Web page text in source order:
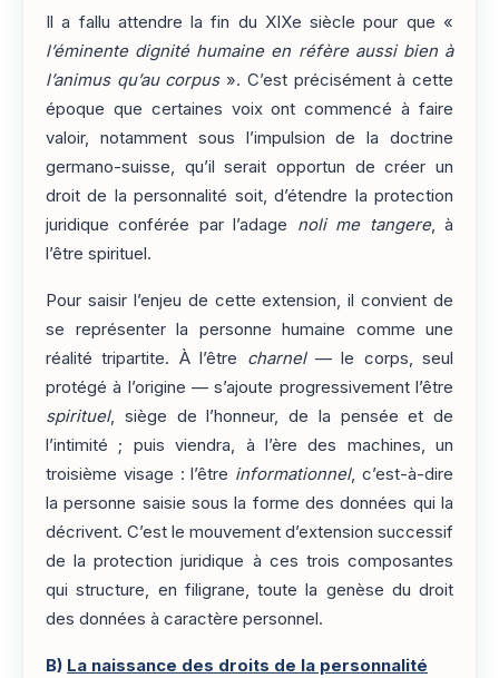
Il a fallu attendre la fin du XIXe siècle pour que «
l’éminente dignité humaine en réfère aussi bien à
l’animus qu’au corpus». C’est précisément à cette
époque que certaines voix ont commencé à faire
valoir, notamment sous l’impulsion de la doctrine
germano-suisse, qu’il serait opportun de créer un
droit de la personnalité soit, d’étendre la protection
juridique conférée par l’adage noli me tangere, à
l’être spirituel.
Pour saisir l’enjeu de cette extension, il convient de
se représenter la personne humaine comme une
réalité tripartite. À l’être charnel— le corps, seul
protégé à l’origine — s’ajoute progressivement l’être
spirituel, siège de l’honneur, de la pensée et de
l’intimité ; puis viendra, à l’ère des machines, un
troisième visage : l’être informationnel, c’est-à-dire
la personne saisie sous la forme des données qui la
décrivent. C’est le mouvement d’extension successif
de la protection juridique à ces trois composantes
qui structure, en filigrane, toute la genèse du droit
des données à caractère personnel.
B) La naissance des droits de la personnalité